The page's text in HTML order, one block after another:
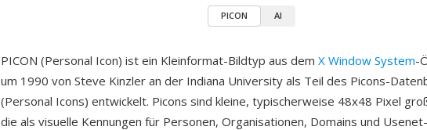
PICON AI
PICON (Personal Icon) ist ein Kleinformat-Bildtyp aus dem X Window System-
um 1990 von Steve Kinzler an der Indiana University als Teil des Picons-
(Personal Icons) entwickelt. Picons sind kleine, typischerweise 48x48 Pixel
die als visuelle Kennungen für Personen, Organisationen, Domains und